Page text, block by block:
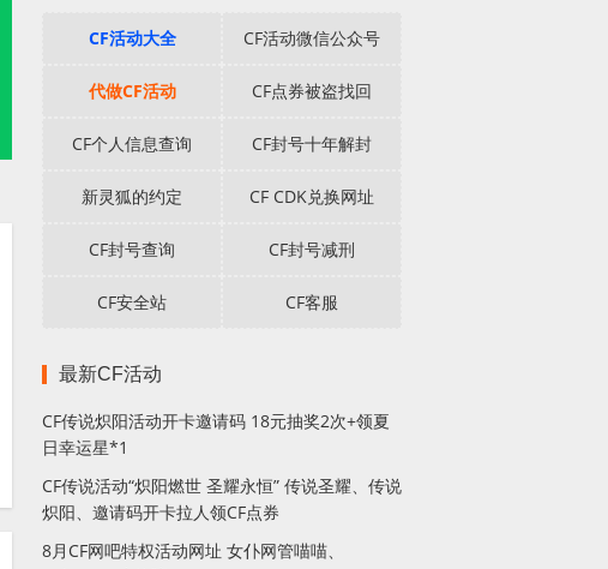
CF活动大全 CF活动微信公众号
代做CF活动 CF点券被盗找回
CF个人信息查询 CF封号十年解封
新灵狐的约定 CF CDK兑换网址
CF封号查询 CF封号减刑
CF安全站 CF客服
最新CF活动
CF传说炽阳活动开卡邀请码 18元抽奖2次+领夏
日幸运星*1
CF传说活动“炽阳燃世 圣耀永恒” 传说圣耀、传说
炽阳、邀请码开卡拉人领CF点券
8月CF网吧特权活动网址 女仆网管喵喵、